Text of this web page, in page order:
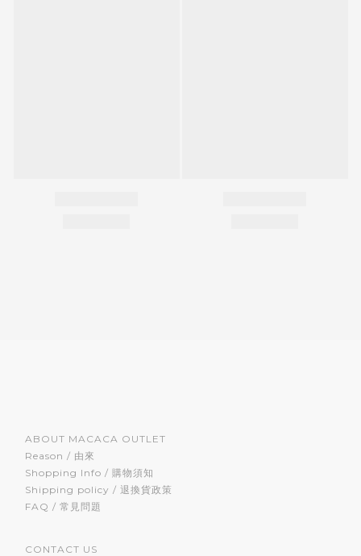
ABOUT MACACA OUTLET
Reason / 由來
Shopping Info / 購物須知
Shipping policy / 退換貨政策
FAQ / 常見問題
CONTACT US